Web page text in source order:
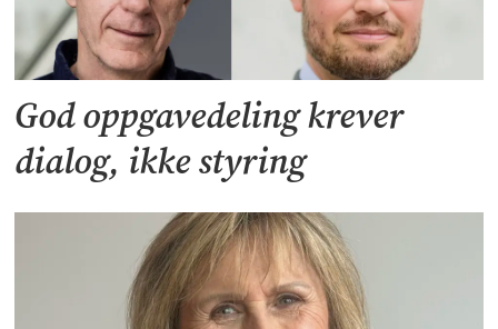
God oppgavedeling krever
dialog, ikke styring